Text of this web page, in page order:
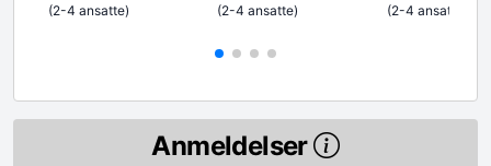
(2-4 ansatte)
(2-4 ansatte)
(2-4 ansatte)
Anmeldelser